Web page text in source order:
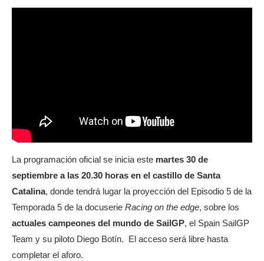
La programación oficial se inicia este martes 30 de
septiembre a las 20.30 horas en el castillo de Santa
Catalina, donde tendrá lugar la proyección del Episodio 5 de la
Temporada 5 de la docuserie Racing on the edge, sobre los
actuales campeones del mundo de SailGP, el Spain SailGP
Team y su piloto Diego Botín. El acceso será libre hasta
completar el aforo.